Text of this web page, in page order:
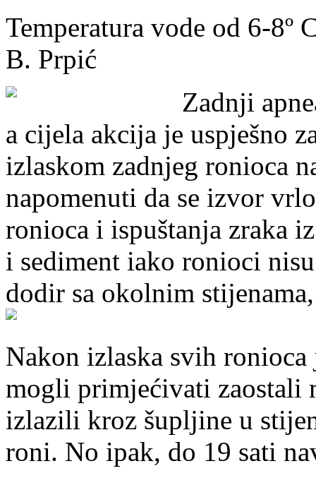
Temperatura vode od 6-8º
B. Prpić
Zadnji
a cijela akcija je uspješno
izlaskom zadnjeg ronioca
napomenuti da se izvor
ronioca i ispuštanja zraka
i sediment iako ronioci
dodir sa okolnim
Nakon izlaska svih
mogli primjećivati zaostali
izlazili kroz šupljine u
roni. No ipak, do 19 sati